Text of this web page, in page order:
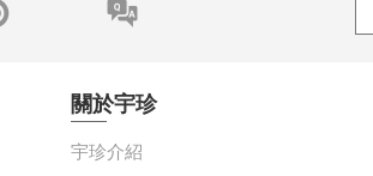
關於宇珍
宇珍介紹